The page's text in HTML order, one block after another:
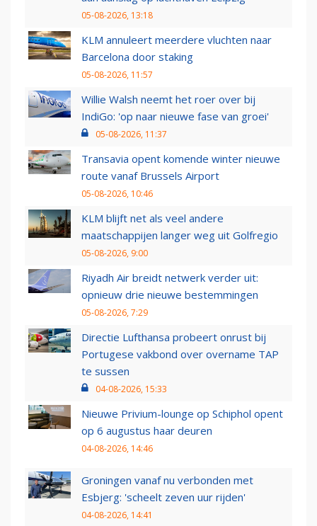
05-08-2026, 13:18
KLM annuleert meerdere vluchten naar
Barcelona door staking
05-08-2026, 11:57
Willie Walsh neemt het roer over bij
IndiGo: 'op naar nieuwe fase van groei'
05-08-2026, 11:37
Transavia opent komende winter nieuwe
route vanaf Brussels Airport
05-08-2026, 10:46
KLM blijft net als veel andere
maatschappijen langer weg uit Golfregio
05-08-2026, 9:00
Riyadh Air breidt netwerk verder uit:
opnieuw drie nieuwe bestemmingen
05-08-2026, 7:29
Directie Lufthansa probeert onrust bij
Portugese vakbond over overname TAP
te sussen
04-08-2026, 15:33
Nieuwe Privium-lounge op Schiphol opent
op 6 augustus haar deuren
04-08-2026, 14:46
Groningen vanaf nu verbonden met
Esbjerg: 'scheelt zeven uur rijden'
04-08-2026, 14:41